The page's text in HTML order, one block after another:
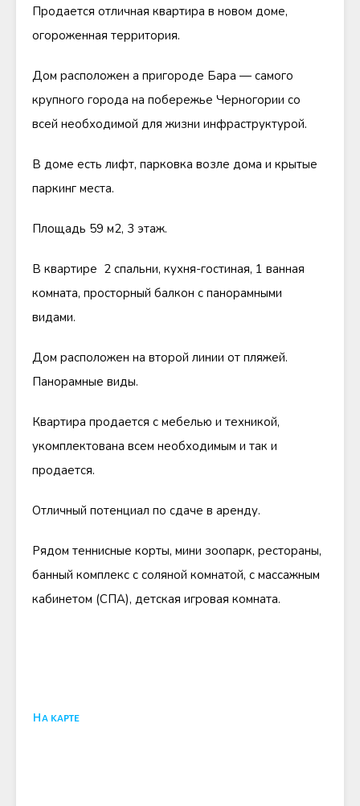
Продается отличная квартира в новом доме,
огороженная территория.
Дом расположен а пригороде Бара — самого
крупного города на побережье Черногории со
всей необходимой для жизни инфраструктурой.
В доме есть лифт, парковка возле дома и крытые
паркинг места.
Площадь 59 м2, 3 этаж.
В квартире 2 спальни, кухня-гостиная, 1 ванная
комната, просторный балкон с панорамными
видами.
Дом расположен на второй линии от пляжей.
Панорамные виды.
Квартира продается с мебелью и техникой,
укомплектована всем необходимым и так и
продается.
Отличный потенциал по сдаче в аренду.
Рядом теннисные корты, мини зоопарк, рестораны,
банный комплекс с соляной комнатой, с массажным
кабинетом (СПА), детская игровая комната.
На карте